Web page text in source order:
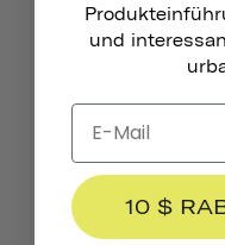
und
10 $